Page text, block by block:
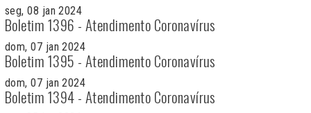
seg, 08 jan 2024
Boletim 1396 - Atendimento Coronavírus
dom, 07 jan 2024
Boletim 1395 - Atendimento Coronavírus
dom, 07 jan 2024
Boletim 1394 - Atendimento Coronavírus